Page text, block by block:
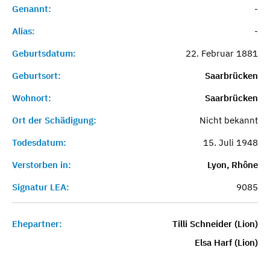
Genannt:
-
Alias:
-
Geburtsdatum:
22. Februar 1881
Geburtsort:
Saarbrücken
Wohnort:
Saarbrücken
Ort der Schädigung:
Nicht bekannt
Todesdatum:
15. Juli 1948
Verstorben in:
Lyon, Rhône
Signatur LEA:
9085
Ehepartner:
Tilli Schneider (Lion)
Elsa Harf (Lion)